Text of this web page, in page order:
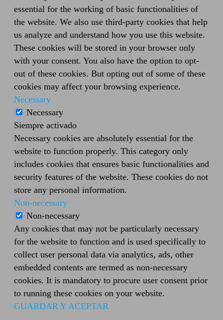
essential for the working of basic functionalities of
the website. We also use third-party cookies that help
us analyze and understand how you use this website.
These cookies will be stored in your browser only
with your consent. You also have the option to opt-
out of these cookies. But opting out of some of these
cookies may affect your browsing experience.
Necessary
Necessary
Siempre activado
Necessary cookies are absolutely essential for the
website to function properly. This category only
includes cookies that ensures basic functionalities and
security features of the website. These cookies do not
store any personal information.
Non-necessary
Non-necessary
Any cookies that may not be particularly necessary
for the website to function and is used specifically to
collect user personal data via analytics, ads, other
embedded contents are termed as non-necessary
cookies. It is mandatory to procure user consent prior
to running these cookies on your website.
GUARDAR Y ACEPTAR